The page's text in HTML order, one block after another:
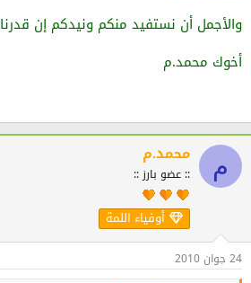
والأجمل أن نستفيد منكم ونيدكم إن قدرنا
أخوك محمد.م
م محمد.م
:: عضو بارز ::
أوفياء اللمة
24 جوان 2010